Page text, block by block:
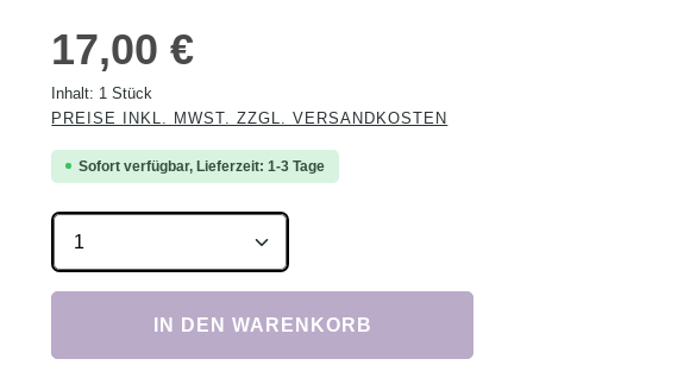
17,00 €
Inhalt: 1 Stück
PREISE INKL. MWST. ZZGL. VERSANDKOSTEN
Sofort verfügbar, Lieferzeit: 1-3 Tage
Produkt Anzahl: Gib den gewünschten Wert ein
IN DEN WARENKORB